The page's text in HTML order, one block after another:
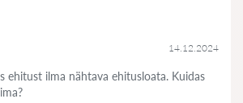
14.12.2024
ehitust ilma nähtava ehitusloata. Kuidas